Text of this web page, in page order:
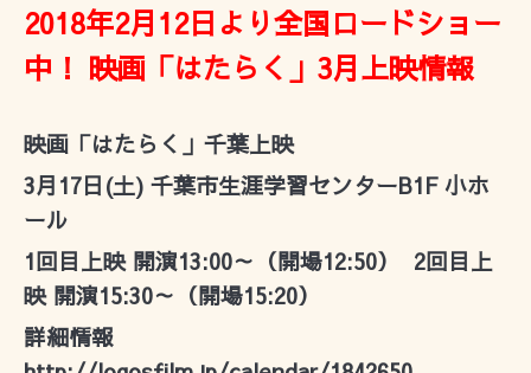
2018年2月12日より全国ロードショー
中！ 映画「はたらく」3月上映情報
映画「はたらく」千葉上映
3月17日(土) 千葉市生涯学習センターB1F 小ホ
ール
1回目上映 開演13:00～（開場12:50） 2回目上
映 開演15:30～（開場15:20）
詳細情報